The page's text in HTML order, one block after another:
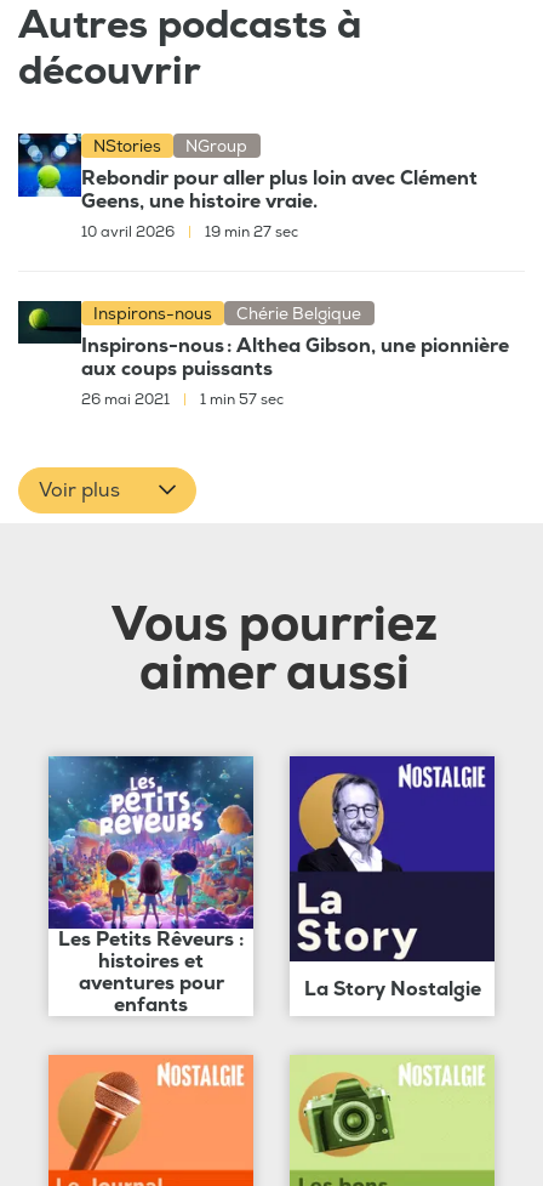
Autres podcasts à
découvrir
NStories NGroup
Rebondir pour aller plus loin avec Clément
Geens, une histoire vraie.
10 avril 2026 19 min 27 sec
Inspirons-nous Chérie Belgique
Inspirons-nous : Althea Gibson, une pionnière
aux coups puissants
26 mai 2021 1 min 57 sec
Voir plus
Vous pourriez
aimer aussi
Les Petits Rêveurs :
histoires et
aventures pour
enfants
La Story Nostalgie